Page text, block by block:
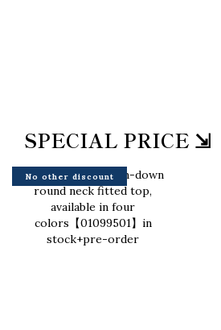
SPECIAL PRICE ⇲
No other discount